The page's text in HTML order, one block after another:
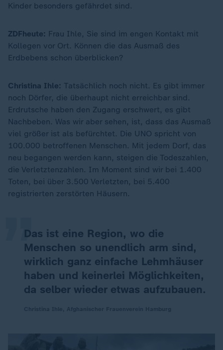
Kinder besonders gefährdet sind.
ZDFheute: Frau Ihle, Sie sind im engen Kontakt mit
Kollegen vor Ort. Können die das Ausmaß des
Erdbebens schon überblicken?
Christina Ihle: Tatsächlich noch nicht. Es gibt immer
noch Dörfer, die überhaupt nicht erreichbar sind.
Erdrutsche haben den Zugang erschwert, es gibt
Nachbeben. Was wir aber sehen, ist, dass das Ausmaß
viel größer ist als befürchtet. Die UNO spricht von
100.000 betroffenen Menschen. Mit jedem Dorf, das
neu begangen werden kann, steigen die Todeszahlen,
die Verletztenzahlen. Im Moment sind wir bei 1.400
Toten, bei über 3.500 Verletzten, bei 5.400
registrierten zerstörten Häusern.
Das ist eine Region, wo die
Menschen so unendlich arm sind,
wirklich ganz einfache Lehmhäuser
haben und keinerlei Möglichkeiten,
da selber wieder etwas aufzubauen.
„